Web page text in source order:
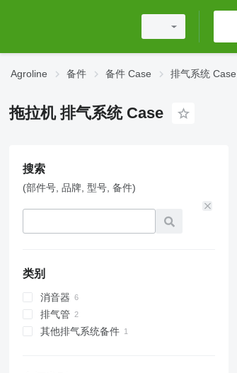
Agroline 备件 备件 Case 排气系统 Case
拖拉机 排气系统 Case
搜索
(部件号, 品牌, 型号, 备件)
类别
消音器
排气管
其他排气系统备件